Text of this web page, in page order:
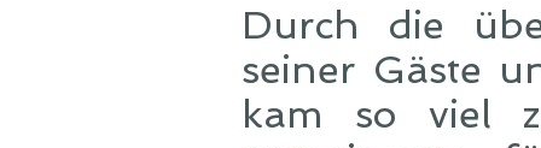
Durch die
seiner Gäste
kam so viel